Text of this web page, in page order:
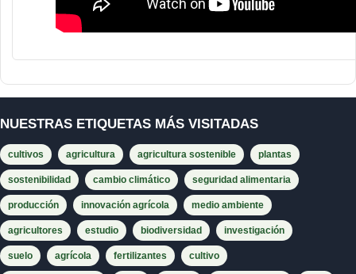
NUESTRAS ETIQUETAS MÁS VISITADAS
cultivos agricultura agricultura sostenible plantas
sostenibilidad cambio climático seguridad alimentaria
producción innovación agrícola medio ambiente
agricultores estudio biodiversidad investigación
suelo agrícola fertilizantes cultivo